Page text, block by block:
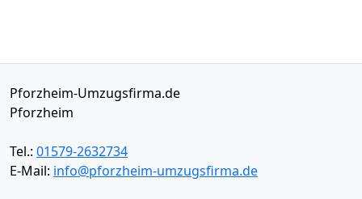
Pforzheim-Umzugsfirma.de
Pforzheim
Tel.: 01579-2632734
E-Mail: info@pforzheim-umzugsfirma.de